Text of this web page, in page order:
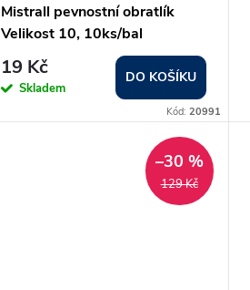
Mistrall pevnostní obratlík
Velikost 10, 10ks/bal
19 Kč
Skladem
DO KOŠÍKU
Kód: 20991
129 Kč
–30 %